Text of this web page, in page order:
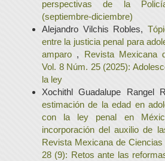
perspectivas de la
(septiembre-diciembre)
Alejandro Vilchis Robles,
entre la justicia penal para
amparo , Revista Mexicana
Vol. 8 Núm. 25 (2025):
la ley
Xochithl Guadalupe Rangel
estimación de la edad en
con la ley penal en
incorporación del auxilio de
Revista Mexicana de
28 (9): Retos ante las